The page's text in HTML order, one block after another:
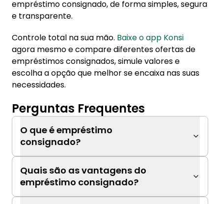
empréstimo consignado, de forma simples, segura
e transparente.
Controle total na sua mão. Baixe o app Konsi
agora mesmo e compare diferentes ofertas de
empréstimos consignados, simule valores e
escolha a opção que melhor se encaixa nas suas
necessidades.
Perguntas Frequentes
O que é empréstimo
consignado?
Quais são as vantagens do
empréstimo consignado?